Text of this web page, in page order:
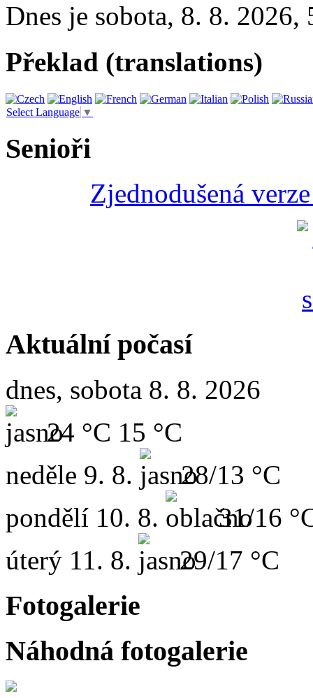
Dnes je sobota, 8. 8. 2026,
Překlad (translations)
Select Language ▼
Senioři
Zjednodušená
Aktuální počasí
dnes, sobota 8. 8. 2026
24 °C 15 °C
neděle 9. 8.
28/13 °C
pondělí 10. 8.
31/16
úterý 11. 8. 29/17 °C
Fotogalerie
Náhodná fotogalerie